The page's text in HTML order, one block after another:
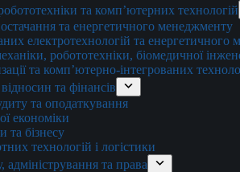
та комп’ютерних технологій
та енергетичного менеджменту
електротехнологій та енергетичного
робототехніки, біомедичної
та комп’ютерно-інтегрованих
та фінансів
та оподаткування
економіки
та бізнесу
технологій і логістики
та права